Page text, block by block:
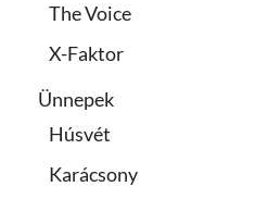
The Voice
X-Faktor
Ünnepek
Húsvét
Karácsony